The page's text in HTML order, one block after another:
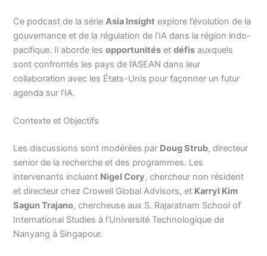
Ce podcast de la sérieAsia Insight explore l’évolution de la
gouvernance et de la régulation de l’IA dans la région indo-
pacifique. Il aborde lesopportunités etdéfis auxquels
sont confrontés les pays de l’ASEAN dans leur
collaboration avec les États-Unis pour façonner un futur
agenda sur l’IA.
Contexte et Objectifs
Les discussions sont modérées par Doug Strub, directeur
senior de la recherche et des programmes. Les
intervenants incluent Nigel Cory, chercheur non résident
et directeur chez Crowell Global Advisors, et Karryl Kim
Sagun Trajano, chercheuse aux S. Rajaratnam School of
International Studies à l’Université Technologique de
Nanyang à Singapour.